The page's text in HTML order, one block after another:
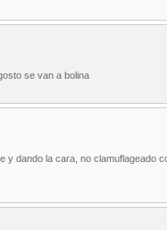
se van a bolina
y dando la cara, no clamuflageado